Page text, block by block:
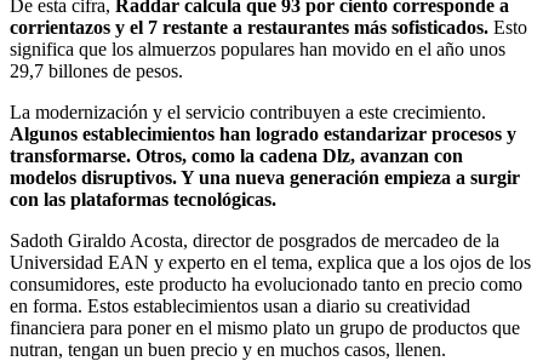
De esta cifra, Raddar calcula que 93 por ciento corresponde a
corrientazos y el 7 restante a restaurantes más sofisticados. Esto
significa que los almuerzos populares han movido en el año unos
29,7 billones de pesos.
La modernización y el servicio contribuyen a este crecimiento.
Algunos establecimientos han logrado estandarizar procesos y
transformarse. Otros, como la cadena Dlz, avanzan con
modelos disruptivos. Y una nueva generación empieza a surgir
con las plataformas tecnológicas.
Sadoth Giraldo Acosta, director de posgrados de mercadeo de la
Universidad EAN y experto en el tema, explica que a los ojos de los
consumidores, este producto ha evolucionado tanto en precio como
en forma. Estos establecimientos usan a diario su creatividad
financiera para poner en el mismo plato un grupo de productos que
nutran, tengan un buen precio y en muchos casos, llenen.